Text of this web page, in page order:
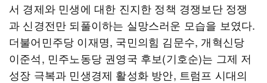
서 경제와 민생에 대한 진지한 정책 경쟁보단 정쟁
과 신경전만 되풀이하는 실망스러운 모습을 보였다.
더불어민주당 이재명, 국민의힘 김문수, 개혁신당
이준석, 민주노동당 권영국 후보(기호순)는 그제 저
성장 극복과 민생경제 활성화 방안, 트럼프 시대의